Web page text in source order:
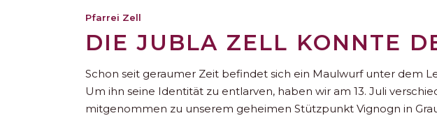
Pfarrei Zell
DIE JUBLA ZELL KONNTE
Schon seit geraumer Zeit befindet sich ein Maulwurf unter dem
Um ihn seine Identität zu entlarven, haben wir am 13. Juli
mitgenommen zu unserem geheimen Stützpunkt Vignogn in